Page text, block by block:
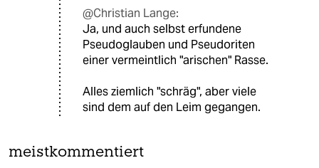
@Christian Lange:
Ja, und auch selbst erfundene
Pseudoglauben und Pseudoriten
einer vermeintlich "arischen" Rasse.
Alles ziemlich "schräg", aber viele
sind dem auf den Leim gegangen.
meistkommentiert